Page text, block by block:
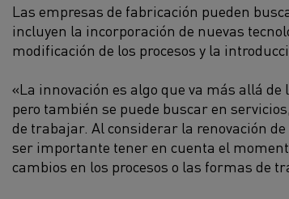
Las empresas de fabricación pueden
incluyen la incorporación de nuevas
modificación de los procesos y la
«La innovación es algo que va más allá
pero también se puede buscar en
de trabajar. Al considerar la renovación
ser importante tener en cuenta el
cambios en los procesos o las formas de